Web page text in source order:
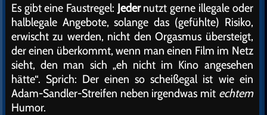
Es gibt eine Faustregel: Jedernutzt gerne illegale oder
halblegale Angebote, solange das (gefühlte) Risiko,
erwischt zu werden, nicht den Orgasmus übersteigt,
der einen überkommt, wenn man einen Film im Netz
sieht, den man sich „eh nicht im Kino angesehen
hätte“. Sprich: Der einen so scheißegal ist wie ein
Adam-Sandler-Streifen neben irgendwas mit echtem
Humor.